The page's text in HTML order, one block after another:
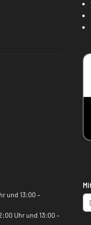
und 13:00 –
Uhr und 13:00 –